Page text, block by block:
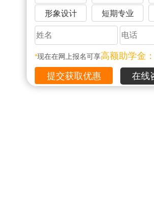
形象设计 短期专业
*现在在网上报名可享高额助学金
在线